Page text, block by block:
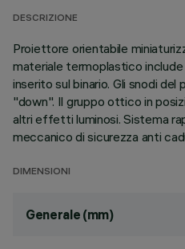
DESCRIZIONE
Proiettore orientabile
materiale termoplastico
inserito sul binario. Gli snodi
"down". Il gruppo ottico in
altri effetti luminosi. Sistema
meccanico di sicurezza anti
DIMENSIONI
Generale (mm)